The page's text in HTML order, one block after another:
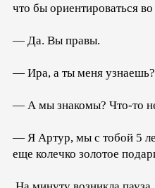
что бы ориентироваться
— Да. Вы правы.
— Ира, а ты меня узнаешь?
— А мы знакомы? Что-то
— Я Артур, мы с тобой 5
еще колечко золотое